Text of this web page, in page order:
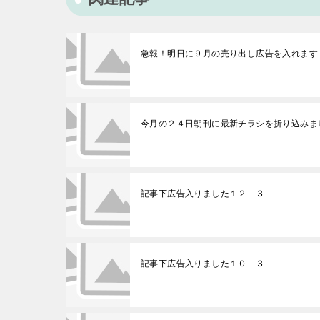
急報！明日に９月の売り出し広告を入れます
今月の２４日朝刊に最新チラシを折り込みま
記事下広告入りました１２－３
記事下広告入りました１０－３